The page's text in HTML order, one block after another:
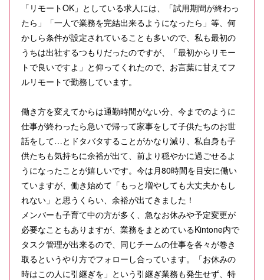
「リモートOK」としている求人には、「試用期間が終わっ
たら」「一人で業務を完結出来るようになったら」等、何
かしら条件が設定されていることも多いので、私も最初の
うちは出社するつもりだったのですが、「最初からリモー
トで良いですよ」と仰ってくれたので、お言葉に甘えてフ
ルリモートで勤務しています。
働き方を変えてからは通勤時間がない分、今までのように
仕事が終わったら急いで帰って家事をして子供たちのお世
話をして…とドタバタすることがかなり減り、私自身も子
供たちも気持ちに余裕が出て、前より穏やかに過ごせるよ
うになったことが嬉しいです。今は月80時間を目安に働い
ていますが、働き始めて「もっと増やしても大丈夫かもし
れない」と思うくらい、余裕が出てきました！
メンバーも子育て中の方が多く、急なお休みや予定変更が
必要なこともありますが、業務をまとめているKintone内で
タスク管理が出来るので、同じチームの仕事を各々が巻き
取るというやり方でフォローし合っています。「お休みの
時はこの人に引継ぎを」という引継ぎ業務も発生せず、特